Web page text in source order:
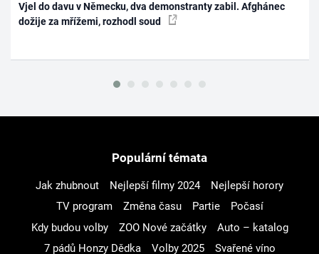
Vjel do davu v Německu, dva demonstranty zabil. Afghánec
dožije za mřížemi, rozhodl soud
Populární témata
Jak zhubnout Nejlepší filmy 2024
Nejlepší horory
TV program
Změna času Partie
Počasí
Kdy budou volby
ZOO Nové začátky
Auto – katalog
7 pádů Honzy Dědka
Volby 2025
Svařené víno